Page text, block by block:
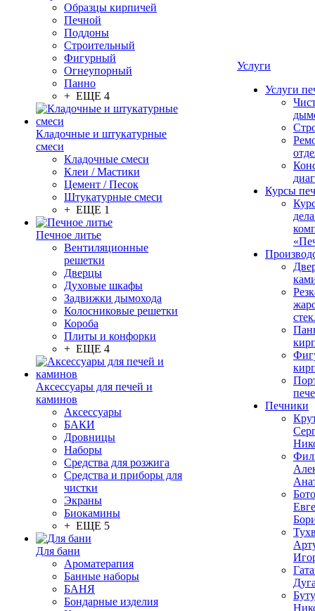
Образцы кирпичей
Печной
Поддоны
Строительный
Фигурный
Огнеупорный
Панно
+ ЕЩЕ 4
Кладочные и штукатурные
смеси
Кладочные смеси
Клеи / Мастики
Цемент / Песок
Штукатурные смеси
+ ЕЩЕ 1
Печное литье
Вентиляционные
решетки
Дверцы
Духовые шкафы
Задвижки дымохода
Колосниковые решетки
Короба
Плиты и конфорки
+ ЕЩЕ 4
Аксессуары для печей и
каминов
Аксессуары
БАКИ
Дровницы
Наборы
Средства для розжига
Средства и приборы для
чистки
Экраны
Биокамины
+ ЕЩЕ 5
Для бани
Ароматерапия
Банные наборы
БАНЯ
Бондарные изделия
Услуги
Услуги
Курсы
Печники